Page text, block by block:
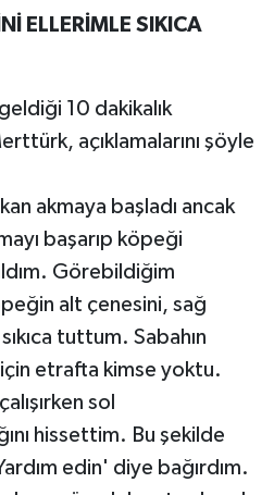
ELLERİMLE SIKICA
10 dakikalık
açıklamalarını şöyle
akmaya başladı ancak
başarıp köpeği
Görebildiğim
alt çenesini, sağ
tuttum. Sabahın
etrafta kimse yoktu.
sol
hissettim. Bu şekilde
edin' diye bağırdım.